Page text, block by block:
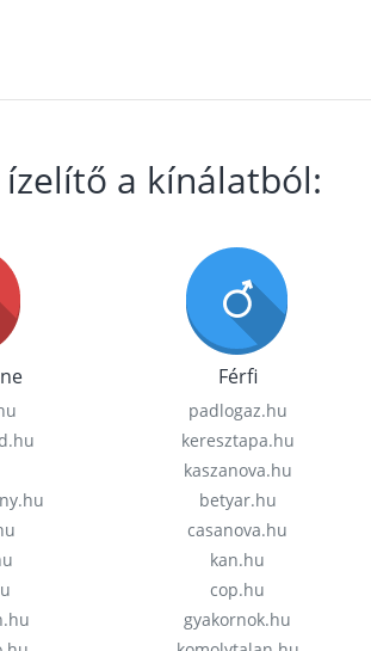
ízelítő a kínálatból:
Férfi
padlogaz.hu
keresztapa.hu
kaszanova.hu
betyar.hu
casanova.hu
kan.hu
cop.hu
gyakornok.hu